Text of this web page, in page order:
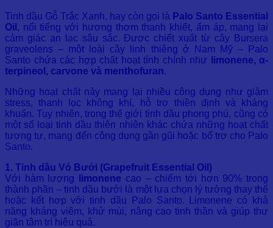
Tinh dầu Gỗ Trắc Xanh, hay còn gọi là Palo Santo Essential
Oil , nổi tiếng với hương thơm thanh khiết, ấm áp, mang lại
cảm giác an lạc sâu sắc. Được chiết xuất từ cây Bursera
graveolens – một loài cây linh thiêng ở Nam Mỹ – Palo
Santo chứa các hợp chất hoạt tính chính như
limonene, α-
terpineol, carvone và menthofuran.
Những hoạt chất này mang lại nhiều công dụng như giảm
stress, thanh lọc không khí, hỗ trợ thiền định và kháng
khuẩn. Tuy nhiên, trong thế giới tinh dầu phong phú, cũng có
một số loại tinh dầu thiên nhiên khác chứa những hoạt chất
tương tự, mang đến công dụng gần gũi hoặc bổ trợ cho Palo
Santo.
1. Tinh dầu Vỏ Bưởi (Grapefruit Essential Oil)
Với hàm lượng
limonene cao – chiếm tới hơn 90% trong
thành phần – tinh dầu bưởi là một lựa chọn lý tưởng thay thế
hoặc kết hợp với tinh dầu Palo Santo. Limonene có khả
năng kháng viêm, khử mùi, nâng cao tinh thần và giúp thư
giãn tâm trí hiệu quả.